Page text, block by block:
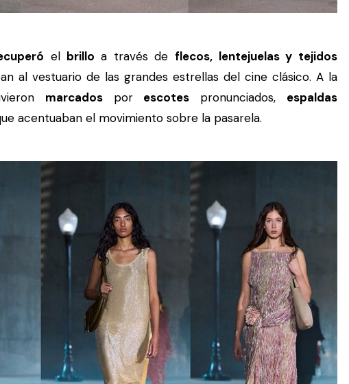
el brilloa través deflecos, lentejuelas y tejidos
al vestuario de las grandes estrellas del cine clásico. A la
marcadosporescotespronunciados, espaldas
acentuaban el movimiento sobre la pasarela.